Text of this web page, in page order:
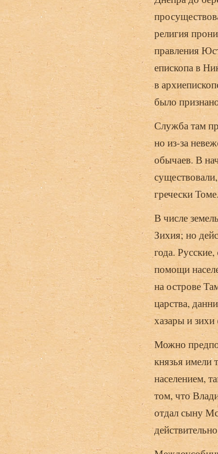
религия
правления
епископа в
в
было
Служба там
но из-за
обычаев. В
гречески
В числе
Зихия; но
года.
помощи
на острове
царства,
хазары и
Можно
князья имели
населением,
том, что
отдал сыну